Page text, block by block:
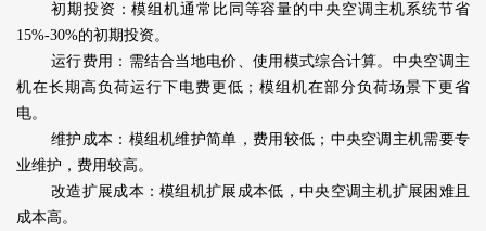
初期投资：模组机通常比同等容量的中央空调主机系统节省
15%-30%的初期投资。
运行费用：需结合当地电价、使用模式综合计算。中央空调主
机在长期高负荷运行下电费更低；模组机在部分负荷场景下更省
电。
维护成本：模组机维护简单，费用较低；中央空调主机需要专
业维护，费用较高。
改造扩展成本：模组机扩展成本低，中央空调主机扩展困难且
成本高。